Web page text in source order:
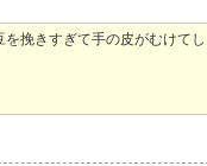
挽きすぎて手の皮がむけて